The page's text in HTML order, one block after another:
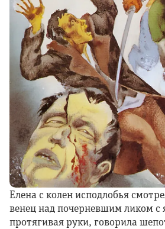
Елена с колен исподлобья
венец над почерневшим ликом
протягивая руки, говорила